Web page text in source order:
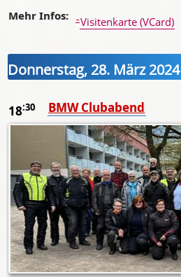
Mehr Infos: Visitenkarte (VCard)
Donnerstag, 28. März 2024
18:30 BMW Clubabend